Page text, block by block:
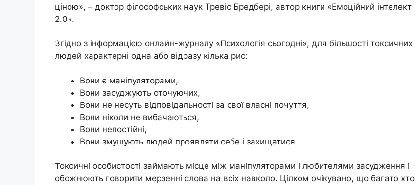
ціною», – доктор філософських наук Тревіс Бредбері, автор книги «Емоційний інтелект
2.0».
Згідно з інформацією онлайн-журналу «Психологія сьогодні», для більшості токсичних
людей характерні одна або відразу кілька рис:
Вони є маніпуляторами,
Вони засуджують оточуючих,
Вони не несуть відповідальності за свої власні почуття,
Вони ніколи не вибачаються,
Вони непостійні,
Вони змушують людей проявляти себе і захищатися.
Токсичні особистості займають місце між маніпуляторами і любителями засудження і
обожнюють говорити мерзенні слова на всіх навколо. Цілком очікувано, що багато хто